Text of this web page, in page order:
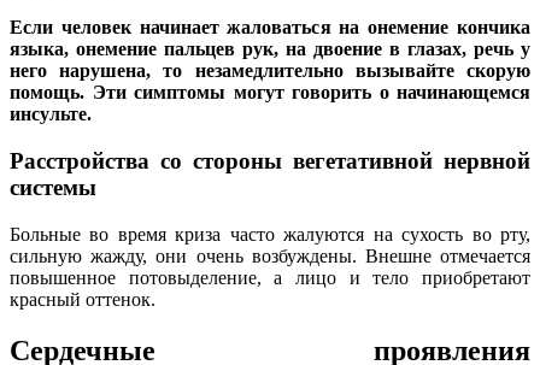
Если человек начинает жаловаться на онемение кончика
языка, онемение пальцев рук, на двоение в глазах, речь у
него нарушена, то незамедлительно вызывайте скорую
помощь. Эти симптомы могут говорить о начинающемся
инсульте.
Расстройства со стороны вегетативной нервной
системы
Больные во время криза часто жалуются на сухость во рту,
сильную жажду, они очень возбуждены. Внешне отмечается
повышенное потовыделение, а лицо и тело приобретают
красный оттенок.
Сердечные проявления